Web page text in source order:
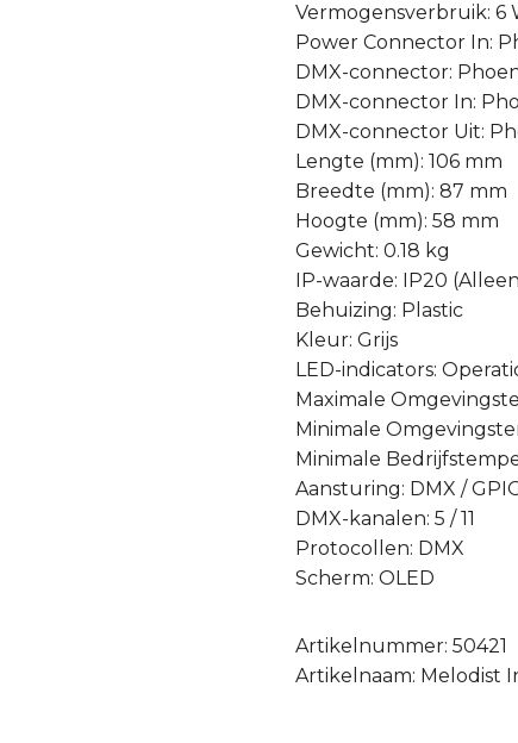
Vermogensverbruik: 6
Power Connector In:
DMX-connector:
DMX-connector In:
DMX-connector Uit:
Lengte (mm): 106 mm
Breedte (mm): 87 mm
Hoogte (mm): 58 mm
Gewicht: 0.18 kg
IP-waarde: IP20
Behuizing: Plastic
Kleur: Grijs
LED-indicators:
Maximale
Minimale
Minimale
Aansturing: DMX /
DMX-kanalen: 5 / 11
Protocollen: DMX
Scherm: OLED
Artikelnummer: 50421
Artikelnaam: Melodist